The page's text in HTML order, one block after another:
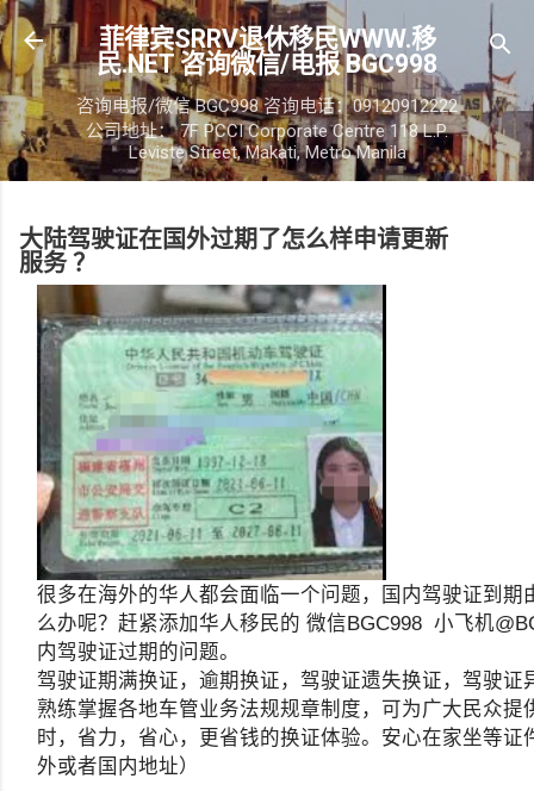
跳至主要内容
菲律宾SRRV退休移民WWW.移
民.NET 咨询微信/电报 BGC998
咨询电报/微信 BGC998 咨询电话：09120912222
公司地址： 7F PCCI Corporate Centre 118 L.P.
Leviste Street, Makati, Metro Manila
大陆驾驶证在国外过期了怎么样申请更新
服务 ？
很多在海外的华人都会面临一个问题，国内驾驶证到期
么办呢？赶紧添加华人移民的 微信BGC998 小飞机
内驾驶证过期的问题。
驾驶证期满换证，逾期换证，驾驶证遗失换证，驾驶证
熟练掌握各地车管业务法规规章制度，可为广大民众提
时，省力，省心，更省钱的换证体验。安心在家坐等证
外或者国内地址）